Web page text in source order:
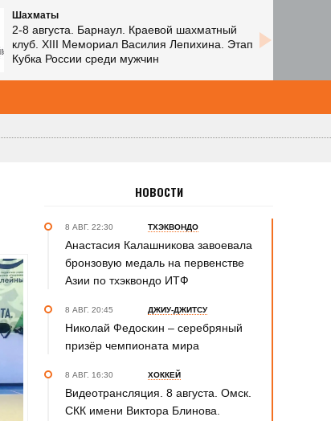
Пляжный волейбол
8 августа. Барнаул. Парк спорта Алексея
Смертина. Комплекс «Пляж». Фестиваль
«Комус Гран-при – 2026»
НОВОСТИ
8 АВГ. 22:30 ТХЭКВОНДО
Анастасия Калашникова завоевала
бронзовую медаль на первенстве
Азии по тхэквондо ИТФ
8 АВГ. 20:45 ДЖИУ-ДЖИТСУ
Николай Федоскин – серебряный
призёр чемпионата мира
8 АВГ. 16:30 ХОККЕЙ
Видеотрансляция. 8 августа. Омск.
СКК имени Виктора Блинова.